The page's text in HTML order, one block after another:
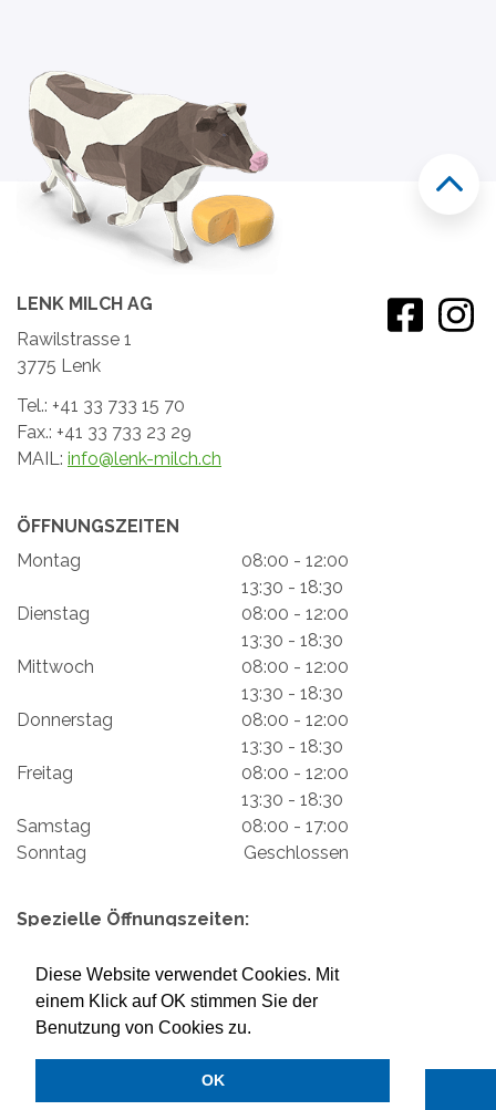
Diese Website verwendet Cookies. Mit
einem Klick auf OK stimmen Sie der
Benutzung von Cookies zu.
OK
LENK MILCH AG
Rawilstrasse 1
3775 Lenk
Tel.: +41 33 733 15 70
Fax.: +41 33 733 23 29
MAIL: info@lenk-milch.ch
ÖFFNUNGSZEITEN
Montag
08:00 - 12:00
13:30 - 18:30
Dienstag
08:00 - 12:00
13:30 - 18:30
Mittwoch
08:00 - 12:00
13:30 - 18:30
Donnerstag
08:00 - 12:00
13:30 - 18:30
Freitag
08:00 - 12:00
13:30 - 18:30
Samstag
08:00 - 17:00
Sonntag
Geschlossen
Spezielle Öffnungszeiten:
Impressum Mein Konto
Datenschutzerklärung
Versand & Rückgabe
Zahlungsmöglichkeiten
2026 © LENK MILCH AG